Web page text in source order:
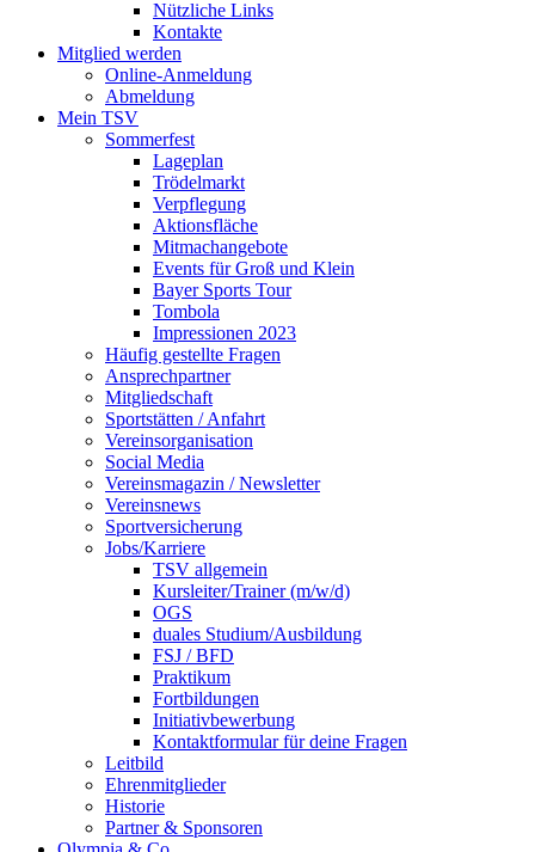
Nützliche Links
Kontakte
Mitglied werden
Online-Anmeldung
Abmeldung
Mein TSV
Sommerfest
Lageplan
Trödelmarkt
Verpflegung
Aktionsfläche
Mitmachangebote
Events für Groß und Klein
Bayer Sports Tour
Tombola
Impressionen 2023
Häufig gestellte Fragen
Ansprechpartner
Mitgliedschaft
Sportstätten / Anfahrt
Vereinsorganisation
Social Media
Vereinsmagazin / Newsletter
Vereinsnews
Sportversicherung
Jobs/Karriere
TSV allgemein
Kursleiter/Trainer (m/w/d)
OGS
duales Studium/Ausbildung
FSJ / BFD
Praktikum
Fortbildungen
Initiativbewerbung
Kontaktformular für deine Fragen
Leitbild
Ehrenmitglieder
Historie
Partner & Sponsoren